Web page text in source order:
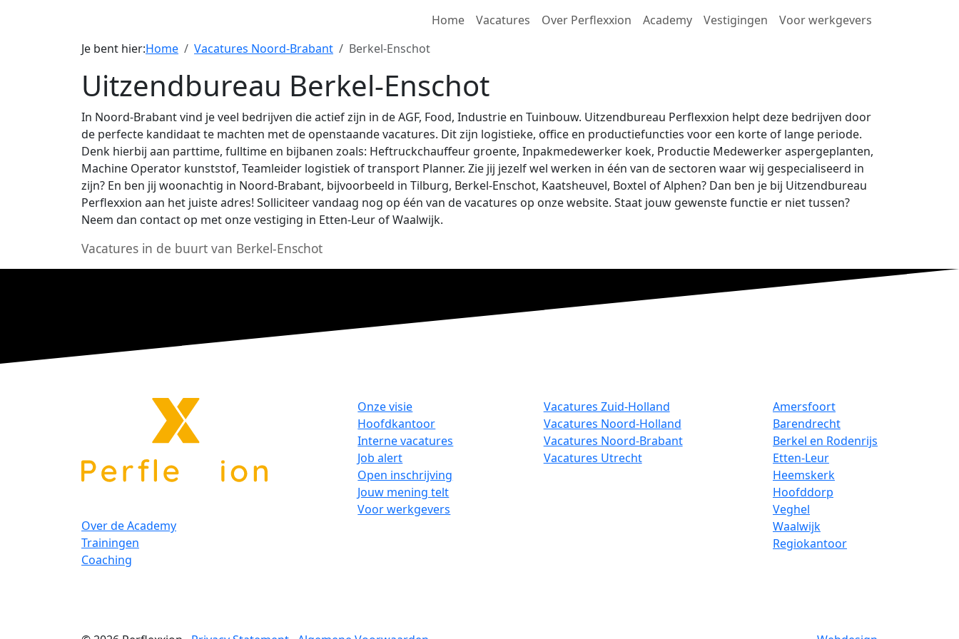
Home Vacatures Over Perflexxion Academy Vestigingen
Voor werkgevers
Je bent hier:Home Vacatures Noord-Brabant Berkel-Enschot
Uitzendbureau Berkel-Enschot
In Noord-Brabant vind je veel bedrijven die actief zijn in de AGF, Food, Industrie en Tuinbouw. Uitzendbureau Perflexxion helpt deze bedrijven door
de perfecte kandidaat te machten met de openstaande vacatures. Dit zijn logistieke, office en productiefuncties voor een korte of lange periode.
Denk hierbij aan parttime, fulltime en bijbanen zoals: Heftruckchauffeur groente, Inpakmedewerker koek, Productie Medewerker aspergeplanten,
Machine Operator kunststof, Teamleider logistiek of transport Planner. Zie jij jezelf wel werken in één van de sectoren waar wij gespecialiseerd in
zijn? En ben jij woonachtig in Noord-Brabant, bijvoorbeeld in Tilburg, Berkel-Enschot, Kaatsheuvel, Boxtel of Alphen? Dan ben je bij Uitzendbureau
Perflexxion aan het juiste adres! Solliciteer vandaag nog op één van de vacatures op onze website. Staat jouw gewenste functie er niet tussen?
Neem dan contact op met onze vestiging in Etten-Leur of Waalwijk.
Vacatures in de buurt van Berkel-Enschot
Over de Academy
Trainingen
Coaching
Onze visie
Hoofdkantoor
Interne vacatures
Job alert
Open inschrijving
Jouw mening telt
Voor werkgevers
Vacatures Zuid-Holland
Vacatures Noord-Holland
Vacatures Noord-Brabant
Vacatures Utrecht
Amersfoort
Barendrecht
Berkel en Rodenrijs
Etten-Leur
Heemskerk
Hoofddorp
Veghel
Waalwijk
Regiokantoor